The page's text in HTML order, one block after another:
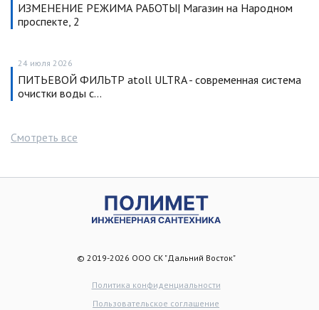
ИЗМЕНЕНИЕ РЕЖИМА РАБОТЫ| Магазин на Народном
проспекте, 2
24 июля 2026
ПИТЬЕВОЙ ФИЛЬТР atoll ULTRA - современная система
очистки воды с…
Смотреть все
© 2019-2026 ООО СК "Дальний Восток"
Политика конфиденциальности
Пользовательское соглашение